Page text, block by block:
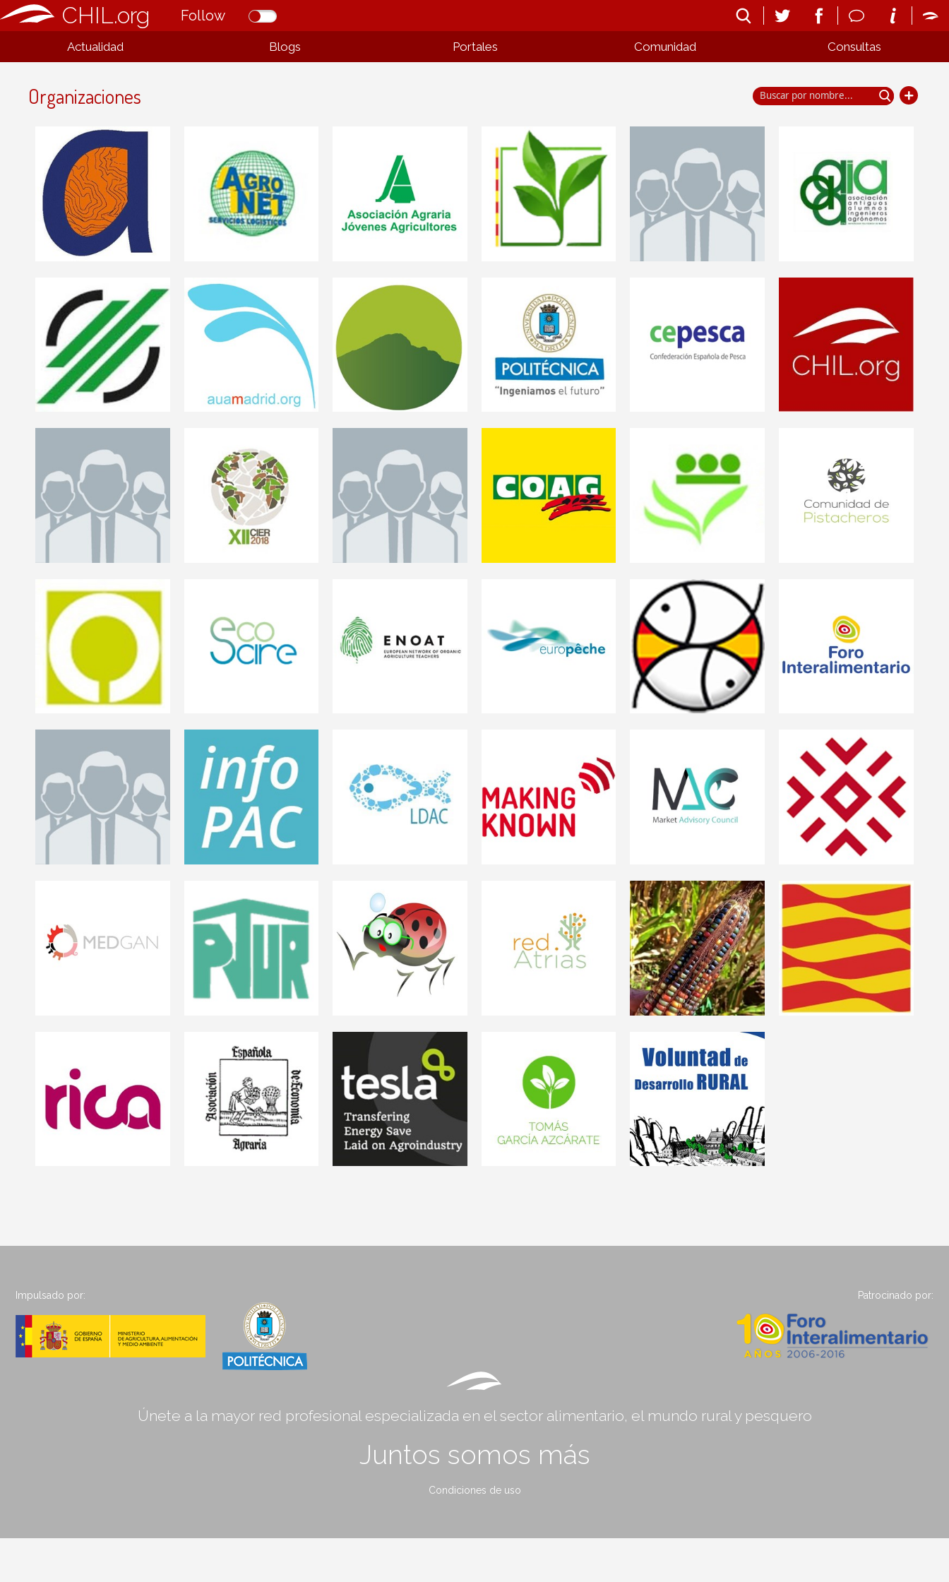
CHIL.org Follow
Actualidad Blogs Portales Comunidad Consultas
Organizaciones
Agritec Ingenieros.
Formación y
asesoramiento en
agricultura. Creemos en
la agricultura y en sus
profesionales.
Agronet Asaja-Aragon
Asesores
Asesores Agrarios de
Aragón
Asesores de Aragón
Asesores de Aragon
Asociación de Antiguos
Alumnos ETSIA
Antiguos Alumnos de la
ETS INGENIEROS
AGRONOMOS
ASUPEX
...
AUAMADRID
Asociación para el
cuidado del acuífero
Biopenyagolosa Coop.
Calidad Alimentaria
Master en Gestión de la
Calidad Alimentaria de la
UPM
Cepesca chilorg
Ciencias Agrarias y
Bioeconomìa
Te enseñamos a
gestionar la
CIER 2018
Coordinadora de
Organizaciones de
Agricultores y
Colegio Oficial de
Ingenieros Agrónomos
de Centro y Canarias
Pistacheros
Trabajando por la unión
entre agricultores,
técnicos y
Cooperativas
Agroalimentarias de
Ecoscire
Observatorio de la
Producción Ecológica
European Network of
Organic Agriculture
Association of National
Organisations of Fishing
Fedepesca
Federación española de
pescaderías
especializadas
Foro Interalimentario
Grupo Operativo - QM
Información sobre la
PAC
Website del FEGA para
transmitir las últimas
novedades de la PAC
LDAC MakingKnown
Market Advisory
Council
Máster
Producción y Sanidad
Animal
S2013/ABI-2913
Pronatur
Estudio de la Naturación
Urbana y Rural. Jardines
y Agricultura Urbana
Red ATESVE de
Extremadura
Agrupaciones técnicas
de sanidad vegetal
Red de ATRIAS
Comunitat Valenciana
Técnicos de producción
integrada de la
Redes de Agroecología Reforma de la PAC
RED DE INTERCAMBIO
DE CONOCIMIENTO
AGROALIMENTARIO
Sociedad Española de
Economía Agraria
Sociedad Española de
Economía Agraria
TESLAPROJECT
Transfering Energy Save
Laid on Agroindustry
TOMAS GARCIA
AZCARATE
Voluntad de Desarrollo
Rural
Colaborativo, Rural y en
Economia Social
Impulsado por: Patrocinado por:
Únete a la mayor red profesional especializada en el sector alimentario, el mundo rural y pesquero
Juntos somos más
Condiciones de uso